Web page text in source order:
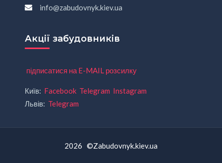
info@zabudovnyk.kiev.ua
Акції забудовників
підписатися на E-MAIL розсилку
Київ: Facebook Telegram Instagram
Львів: Telegram
2026 ©Zabudovnyk.kiev.ua